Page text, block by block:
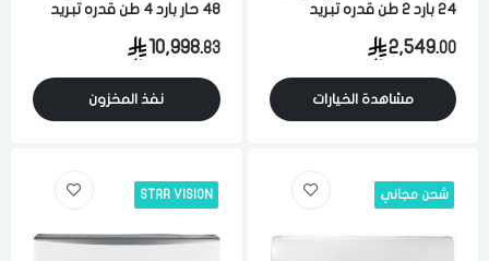
24 بارد 2 طن قدره تبريد
انفيرتر تايلاندي
2,549.00
مشاهدة الخيارات
48 حار بارد 4 طن قدره تبريد
انفيرتر
10,998.83
نفذ المخزون
شحن مجاني STAR VISION